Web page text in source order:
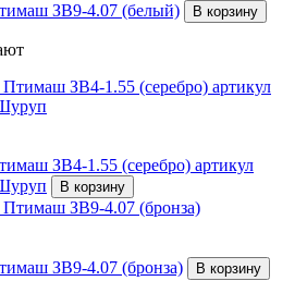
ЗВ9-4.07 (белый)
В корзину
ЗВ4-1.55 (серебро) артикул
В корзину
ЗВ9-4.07 (бронза)
В корзину